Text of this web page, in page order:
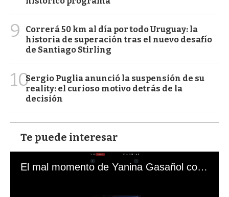
9
Correrá 50 km al día por todo Uruguay: la
historia de superación tras el nuevo desafío
de Santiago Stirling
10Sergio Puglia anunció la suspensión de su
reality: el curioso motivo detrás de la
decisión
Te puede interesar
El mal momento de Yanina Gasañol con un hincha argentino en "Subrayado"